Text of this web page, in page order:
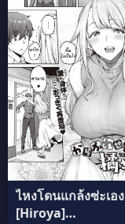
ไหงโดนแกล้งซ่ะเอง
[Hiroya]